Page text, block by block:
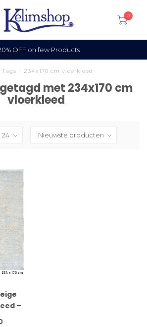
0
OFF on few Products
Tags 234x170 cm vloerkleed
met 234x170 cm
vloerkleed
–